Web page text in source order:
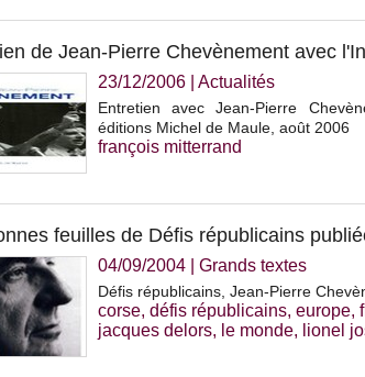
de Jean-Pierre Chevènement avec
23/12/2006 Actualités
Entretien avec Jean-Pierre
éditions Michel de Maule, août 2006
françois mitterrand
feuilles de Défis républicains
04/09/2004 Grands textes
Défis républicains, Jean-Pierre
corse, défis républicains, europe,
jacques delors, le monde, lionel